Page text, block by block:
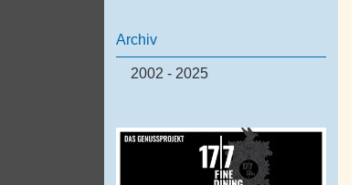
Archiv
2002 - 2025